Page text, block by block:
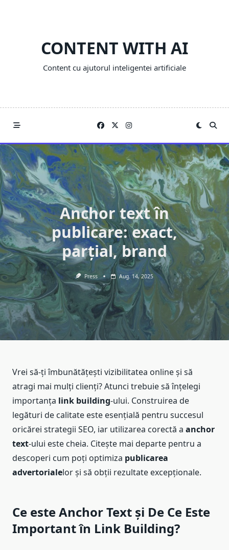
CONTENT WITH AI
Content cu ajutorul inteligentei artificiale
Anchor text în
publicare: exact,
parțial, brand
Press Aug. 14, 2025
Vrei să-ți îmbunătățești vizibilitatea online și să
atragi mai mulți clienți? Atunci trebuie să înțelegi
importanța link building-ului. Construirea de
legături de calitate este esențială pentru succesul
oricărei strategii SEO, iar utilizarea corectă a anchor
text-ului este cheia. Citește mai departe pentru a
descoperi cum poți optimiza publicarea
advertorialelor și să obții rezultate excepționale.
Ce este Anchor Text și De Ce Este
Important în Link Building?